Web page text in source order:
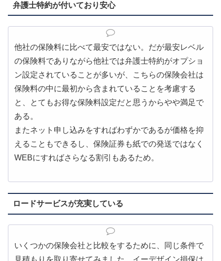
弁護士特約が付いており安心
他社の保険料に比べて最安ではない。だが最安レベル
の保険料でありながら他社では弁護士特約がオプショ
ン設定されていることが多いが、こちらの保険会社は
保険料の中に最初から含まれていることを考慮する
と、とてもお得な保険料設定だと思うからやや満足で
ある。
またネット申し込みをすればわずかであるが価格を抑
えることもできるし、保険証券も紙での発送ではなく
WEBにすればさらなる割引もあるため。
ロードサービスが充実している
いくつかの保険会社と比較をするために、同じ条件で
見積もりを取り寄せてみました。イーデザイン損保は